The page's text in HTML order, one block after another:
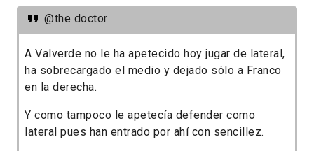
@the doctor
A Valverde no le ha apetecido hoy jugar de lateral,
ha sobrecargado el medio y dejado sólo a Franco
en la derecha.
Y como tampoco le apetecía defender como
lateral pues han entrado por ahí con sencillez.